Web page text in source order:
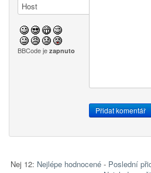
BBCode je zapnuto
Nej 12: Nejlépe hodnocené- Poslední